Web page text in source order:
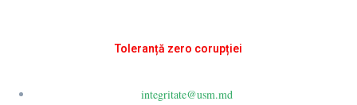
Toleranță zero corupției
integritate@usm.md